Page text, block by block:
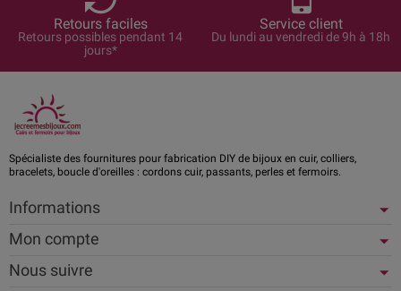
Retours faciles
Retours possibles pendant 14
jours*
Service client
Du lundi au vendredi de 9h à 18h
Spécialiste des fournitures pour fabrication DIY de bijoux en cuir, colliers,
bracelets, boucle d'oreilles : cordons cuir, passants, perles et fermoirs.
Informations
Mon compte
Nous suivre